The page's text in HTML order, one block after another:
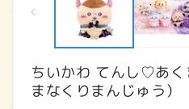
ちいかわ てんし♡あく
まなくりまんじゅう）